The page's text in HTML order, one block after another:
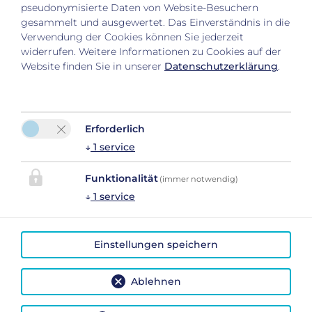
Bitte aktivieren Sie in den Cookie Einstellungen die
Option "Funktionalität" für die korrekte Map-
Darstellung
Cookie Einstellungen
pseudonymisierte Daten von Website-Besuchern
gesammelt und ausgewertet. Das Einverständnis in die
Verwendung der Cookies können Sie jederzeit
widerrufen. Weitere Informationen zu Cookies auf der
Website finden Sie in unserer Datenschutzerklärung.
Erforderlich
↓ 1 service
Funktionalität (immer notwendig)
↓ 1 service
Ablehnen
Einstellungen speichern